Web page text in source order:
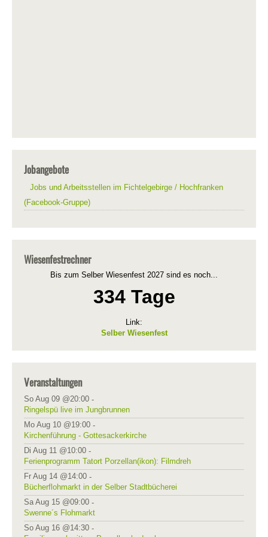
Jobangebote
Jobs und Arbeitsstellen im Fichtelgebirge / Hochfranken
(Facebook-Gruppe)
Wiesenfestrechner
Bis zum Selber Wiesenfest 2027 sind es noch...
334 Tage
Link:
Selber Wiesenfest
Veranstaltungen
So Aug 09 @20:00 -
Ringelspü live im Jungbrunnen
Mo Aug 10 @19:00 -
Kirchenführung - Gottesackerkirche
Di Aug 11 @10:00 -
Ferienprogramm Tatort Porzellan(ikon): Filmdreh
Fr Aug 14 @14:00 -
Bücherflohmarkt in der Selber Stadtbücherei
Sa Aug 15 @09:00 -
Swenne´s Flohmarkt
So Aug 16 @14:30 -